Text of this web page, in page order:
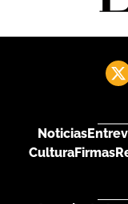
Noticias
CulturaFirmas